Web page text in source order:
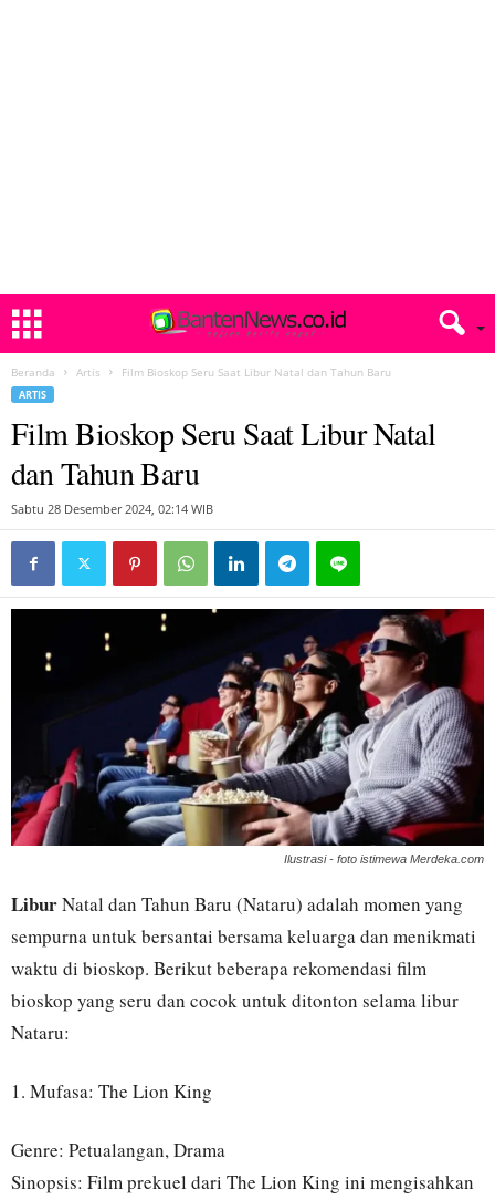
Beranda Artis Film Bioskop Seru Saat Libur Natal dan Tahun Baru
ARTIS
Film Bioskop Seru Saat Libur Natal
dan Tahun Baru
Sabtu 28 Desember 2024, 02:14 WIB
Ilustrasi - foto istimewa Merdeka.com
LiburNatal dan Tahun Baru (Nataru) adalah momen yang
sempurna untuk bersantai bersama keluarga dan menikmati
waktu di bioskop. Berikut beberapa rekomendasi film
bioskop yang seru dan cocok untuk ditonton selama libur
Nataru:
1. Mufasa: The Lion King
Genre: Petualangan, Drama
Sinopsis: Film prekuel dari The Lion King ini mengisahkan